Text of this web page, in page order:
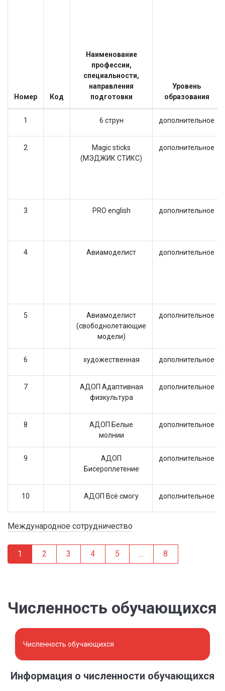
Номер Код
Наименование
профессии,
специальности,
направления
подготовки
Уровень
образования
1 6 струн дополнительное
2
Magic sticks
(МЭДЖИК СТИКС)
дополнительное
3 PRO english дополнительное
4 Авиамоделист дополнительное
5
Авиамоделист
(свободнолетающие
модели)
дополнительное
6 художественная дополнительное
7
АДОП Адаптивная
физкультура
дополнительное
8
АДОП Белые
молнии
дополнительное
9
АДОП
Бисероплетение
дополнительное
10 АДОП Всё смогу дополнительное
Международное сотрудничество
1 2 3 4 5 ... 8
Численность обучающихся
Численность обучающихся
Информация о численности обучающихся